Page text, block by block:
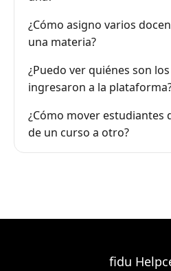
¿Cómo asigno varios
una materia?
¿Puedo ver quiénes son
ingresaron a la
¿Cómo mover estudiantes
de un curso a otro?
fidu